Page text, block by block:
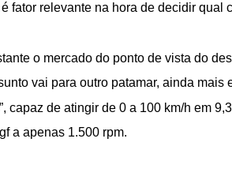
fator relevante na hora de decidir qual
o mercado do ponto de vista do
vai para outro patamar, ainda mais
capaz de atingir de 0 a 100 km/h em
a apenas 1.500 rpm.